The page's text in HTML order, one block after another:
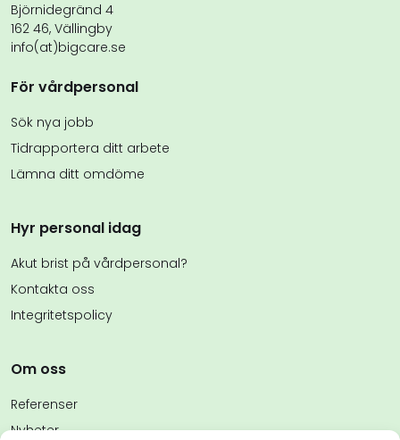
Björnidegränd 4
162 46, Vällingby
info(at)bigcare.se
För vårdpersonal
Sök nya jobb
Tidrapportera ditt arbete
Lämna ditt omdöme
Hyr personal idag
Akut brist på vårdpersonal?
Kontakta oss
Integritetspolicy
Om oss
Referenser
Nyheter